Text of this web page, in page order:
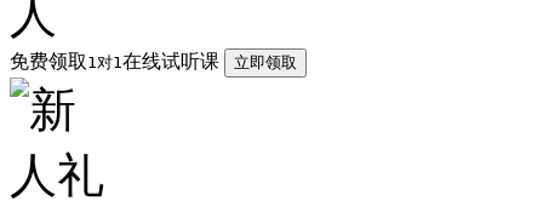
免费领取 1对1在线试听课 立即领取